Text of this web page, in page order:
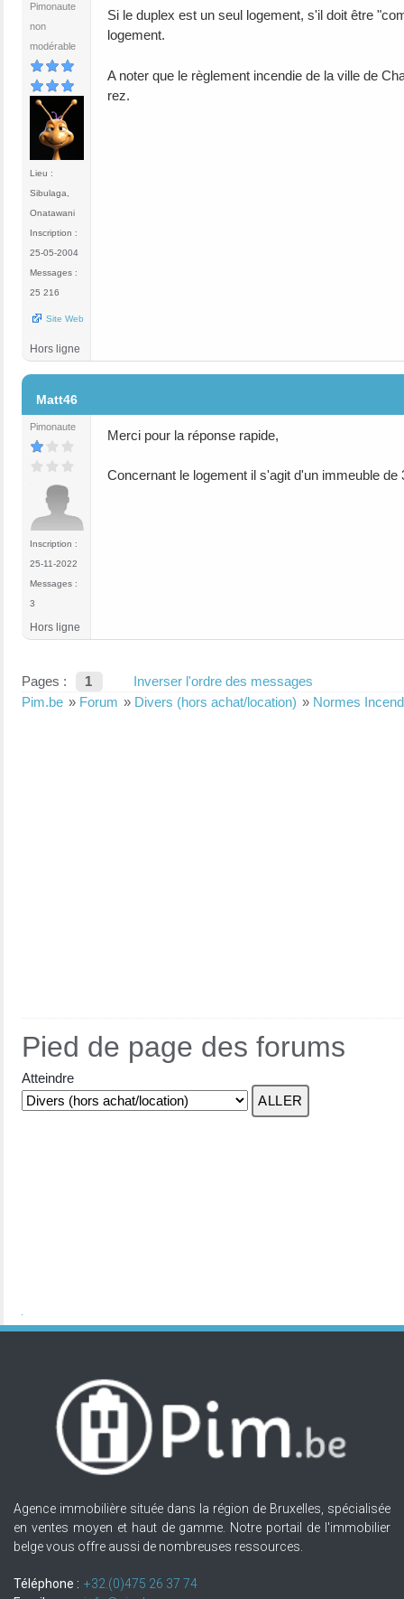
Pimonaute
non
modérable
Lieu :
Sibulaga,
Onatawani
Inscription :
25-05-2004
Messages :
25 216
Site Web
Si le duplex est un seul logement, s'il doit être
logement.
A noter que le règlement incendie de la ville de
rez.
Hors ligne
Matt46
Pimonaute
Inscription :
25-11-2022
Messages :
3
Merci pour la réponse rapide,
Concernant le logement il s'agit d'un immeuble
Hors ligne
Pages : 1
Inverser l'ordre des messages
Pim.be » Forum » Divers (hors achat/location) » Normes
Pied de page des forums
Atteindre
Agence immobilière située dans la région de Bruxelles, spécialisée
en ventes moyen et haut de gamme. Notre portail de l'immobilier
belge vous offre aussi de nombreuses ressources.
Téléphone : +32.(0)475 26 37 74